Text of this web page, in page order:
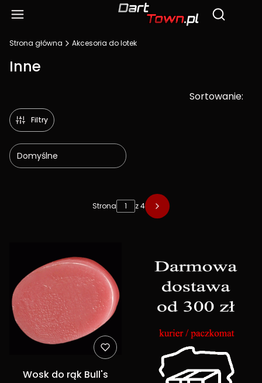
Otwórz
Strona główna Akcesoria do lotek
Inne
Sortowanie:
Filtry
Domyślne
Strona z 4
Wosk do rąk Bull's